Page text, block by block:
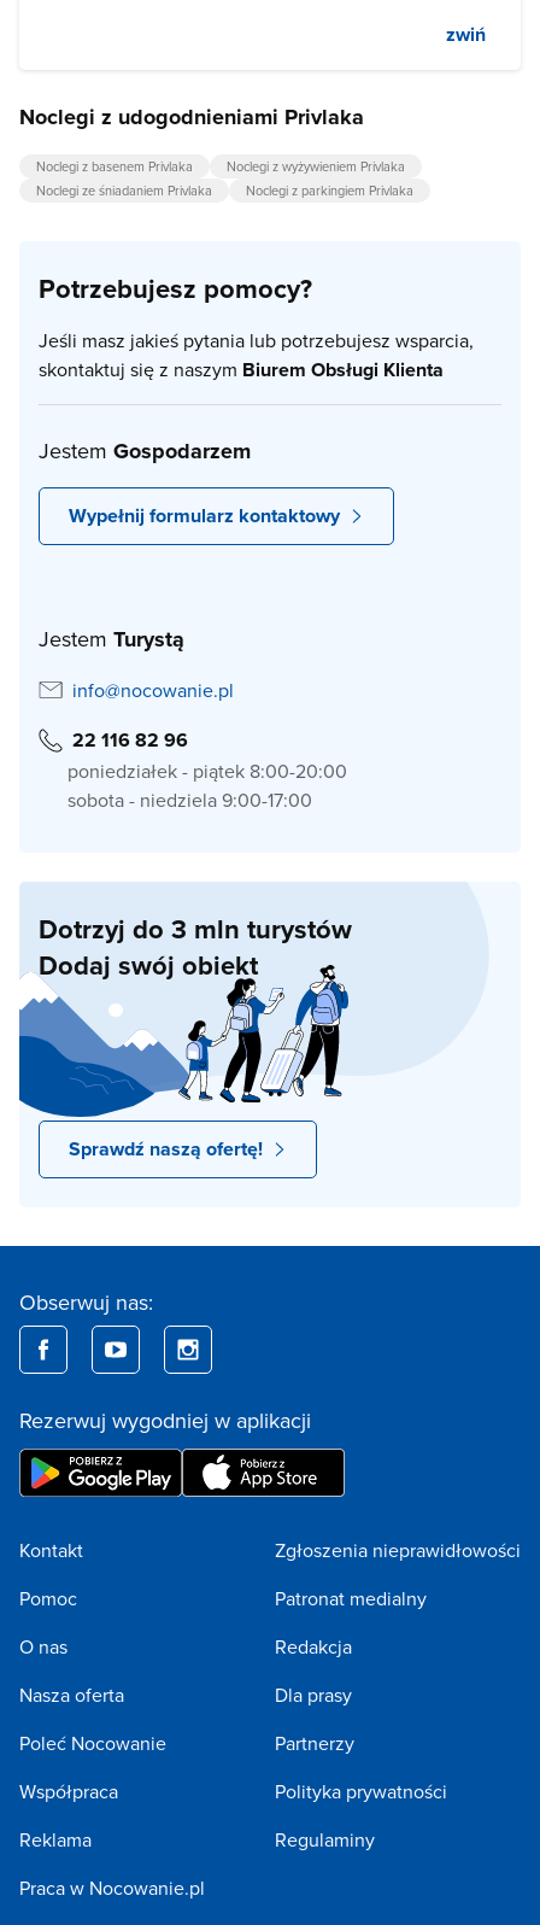
zwiń
Noclegi z udogodnieniami Privlaka
Noclegi z basenem Privlaka
Noclegi z wyżywieniem Privlaka
Noclegi ze śniadaniem Privlaka
Noclegi z parkingiem Privlaka
Potrzebujesz pomocy?
Jeśli masz jakieś pytania lub potrzebujesz wsparcia,
skontaktuj się z naszym Biurem Obsługi Klienta
Jestem Gospodarzem
Wypełnij formularz kontaktowy
Jestem Turystą
info@nocowanie.pl
22 116 82 96
poniedziałek - piątek 8:00-20:00
sobota - niedziela 9:00-17:00
Dotrzyj do 3 mln turystów
Dodaj swój obiekt
Sprawdź naszą ofertę!
Obserwuj nas:
Rezerwuj wygodniej w aplikacji
Kontakt
Pomoc
O nas
Nasza oferta
Poleć Nocowanie
Współpraca
Reklama
Praca w Nocowanie.pl
Zgłoszenia nieprawidłowości
Patronat medialny
Redakcja
Dla prasy
Partnerzy
Polityka prywatności
Regulaminy